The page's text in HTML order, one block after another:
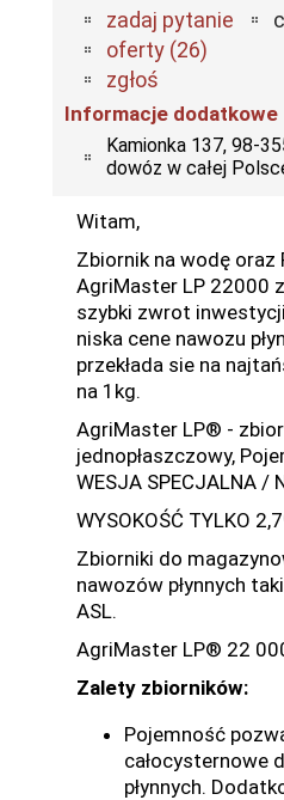
zadaj pytanie
oferty (26)
zgłoś
Informacje dodatkowe
Kamionka 137, 98-
dowóz w całej
Witam,
Zbiornik na wodę oraz
AgriMaster LP 22000
szybki zwrot
niska cene nawozu
przekłada sie na
na 1kg.
AgriMaster LP® -
jednopłaszczowy,
WESJA SPECJALNA /
WYSOKOŚĆ TYLKO
Zbiorniki do
nawozów płynnych
ASL.
AgriMaster LP® 22
Zalety zbiorników:
Pojemność
całocysternowe
płynnych.